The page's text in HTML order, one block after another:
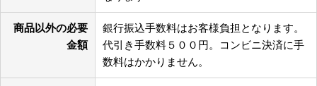
商品以外の必要
金額
銀行振込手数料はお客様負担となります。
代引き手数料５００円。コンビニ決済に手
数料はかかりません。